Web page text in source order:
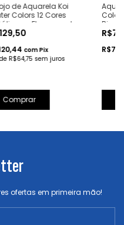
de Aquarela Koi
Colors 12 Cores
e Fluorescentes
Pincel - Sakura
comPix
R$64,75 sem juros
-
ofertas em primeira mão!